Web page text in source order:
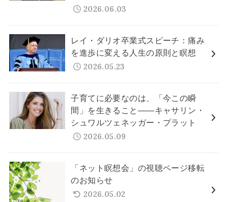
2026.06.03
レイ・ダリオ卒業式スピーチ：痛み
を進歩に変える人生の原則と瞑想
2026.05.23
子育てに必要なのは、「今この瞬
間」を生きること——キャサリン・
シュワルツェネッガー・プラット
2026.05.09
「ネット瞑想会」の視聴ページ移転
のお知らせ
2026.05.02